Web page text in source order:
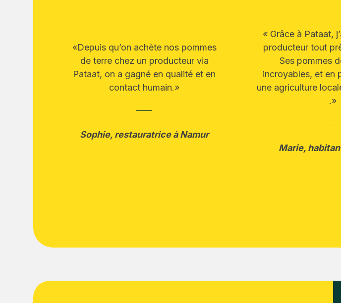
«Depuis qu’on achète nos pommes
de terre chez un producteur via
Pataat, on a gagné en qualité et en
contact humain.»
Sophie, restauratrice à Namur
« Grâce à Pataat,
producteur tout
Ses pommes
incroyables, et en
une agriculture
.»
Marie,